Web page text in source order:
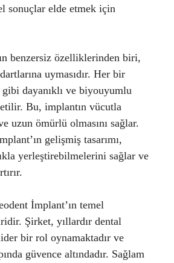
sonuçlar elde etmek için
benzersiz özelliklerinden biri,
uymasıdır. Her bir
dayanıklı ve biyouyumlu
Bu, implantın vücutla
uzun ömürlü olmasını sağlar.
gelişmiş tasarımı,
yerleştirebilmelerini sağlar ve
İmplant’ın temel
Şirket, yıllardır dental
bir rol oynamaktadır ve
güvence altındadır. Sağlam